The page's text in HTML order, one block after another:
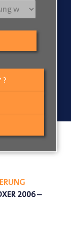
?
2006 –